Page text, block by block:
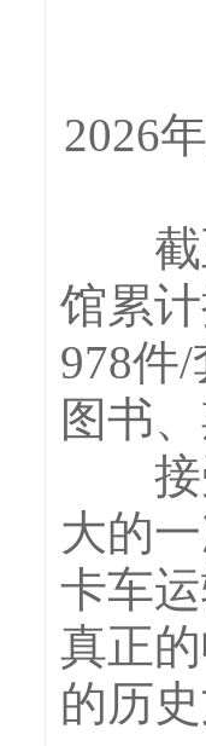
2026
截至
馆累
978件
图书
接受
大的
卡车
真正
的历史